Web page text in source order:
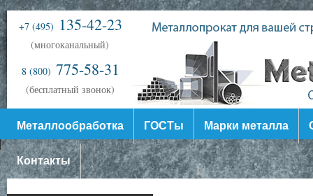
+7 (495) 135-42-23
(многоканальный)
8 (800) 775-58-31
(бесплатный звонок)
Металлообработка ГОСТы Марки металла
Контакты